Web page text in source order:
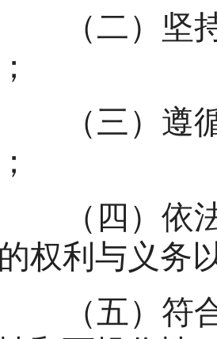
（二）坚持
（三）遵循
（四）依法
权利与义务
（五）符合